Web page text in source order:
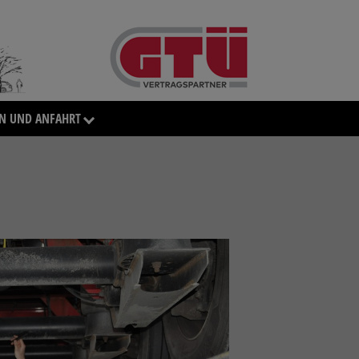
UND ANFAHRT